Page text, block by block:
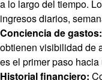
a lo largo del tiempo.
ingresos diarios,
Conciencia de gastos:
obtienen visibilidad de
es el primer paso
Historial financiero: